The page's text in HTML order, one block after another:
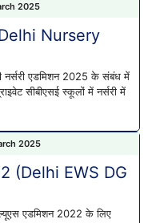
2025
Nursery
नर्सरी एडमिशन 2025 के संबंध में
सीबीएसई स्कूलों में नर्सरी में
2025
(Delhi EWS DG
एडमिशन 2022 के लिए